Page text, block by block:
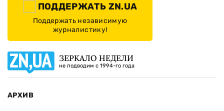
ПОДДЕРЖАТЬ ZN.UA
Поддержать независимую
журналистику!
ЗЕРКАЛО НЕДЕЛИ
не подводим с 1994-го года
АРХИВ